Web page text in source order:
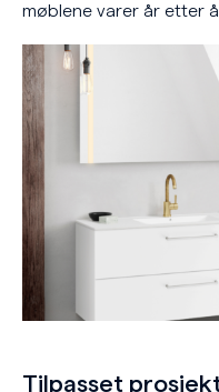
møblene varer år etter
Tilpasset